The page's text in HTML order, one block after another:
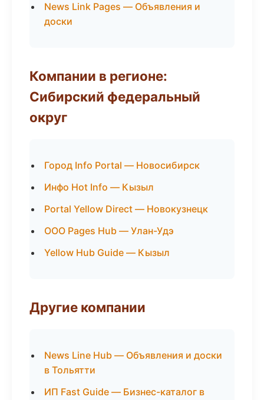
News Link Pages — Объявления и
доски
Компании в регионе:
Сибирский федеральный
округ
Город Info Portal — Новосибирск
Инфо Hot Info — Кызыл
Portal Yellow Direct — Новокузнецк
ООО Pages Hub — Улан-Удэ
Yellow Hub Guide — Кызыл
Другие компании
News Line Hub — Объявления и доски
в Тольятти
ИП Fast Guide — Бизнес-каталог в